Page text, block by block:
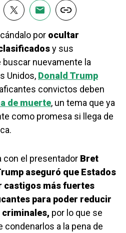
por ocultar
y sus
nuevamente la
Unidos, Donald Trump
convictos deben
de muerte, un tema que ya
como promesa si llega de
con el presentador Bret
aseguró que Estados
castigos más fuertes
para poder reducir
criminales, por lo que se
condenarlos a la pena de